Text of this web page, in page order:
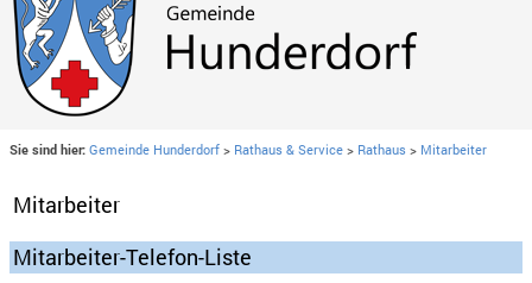
Sie sind hier: Gemeinde Hunderdorf > Rathaus & Service > Rathaus > Mitarbeiter
Mitarbeiter
Mitarbeiter-Telefon-Liste